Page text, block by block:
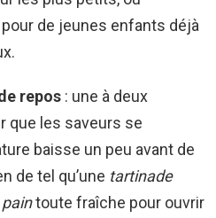
de jeunes enfants déjà
repos : une à deux
que les saveurs se
baisse un peu avant de
de tel qu’une tartinade
toute fraîche pour ouvrir